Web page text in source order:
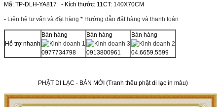
Mã: TP-DLH-YA817 - Kích thước: 11CT: 140X70CM
- Liên hệ tư vấn và đặt hàng * Hướng dẫn đặt hàng và thanh toán
Hỗ trợ nhanh
Bán hàng
0977734798
Bán hàng
0913800961
Bán hàng
04.6659.5599
PHẬT DI LẠC - BẢN MỚI (Tranh thêu phật di lạc in màu)